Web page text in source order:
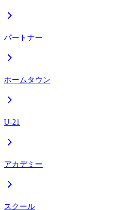
パートナー
ホームタウン
U-21
アカデミー
スクール